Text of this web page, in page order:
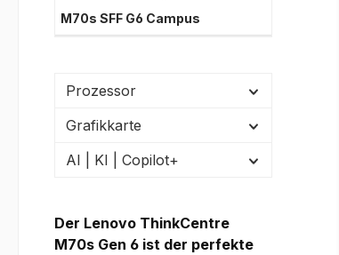
M70s SFF G6 Campus
Prozessor
Grafikkarte
AI | KI | Copilot+
Der Lenovo ThinkCentre
M70s Gen 6 ist der perfekte